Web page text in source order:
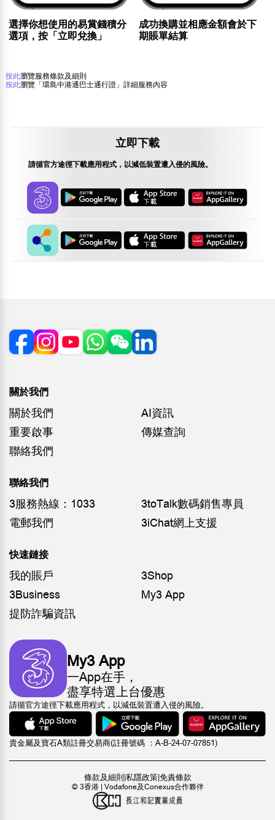
選擇你想使用的易賞錢積分
選項，按「立即兌換」
成功換購並相應金額會於下
期賬單結算
按此瀏覽服務條款及細則
按此瀏覽「環島中港通巴士通行證」詳細服務內容
立即下載
請循官方途徑下載應用程式，以減低裝置遭入侵的風險。
關於我們
關於我們
AI資訊
重要啟事
傳媒查詢
聯絡我們
聯絡我們
3服務熱線：1033
3toTalk數碼銷售專員
電郵我們
3iChat網上支援
快速鏈接
我的賬戶
3Shop
3Business
My3 App
提防詐騙資訊
My3 App
一App在手，
盡享特選上台優惠
請循官方途徑下載應用程式，以減低裝置遭入侵的風險。
貴金屬及寶石A類註冊交易商(註冊號碼 ：A-B-24-07-07851)
條款及細則 私隱政策 免責條款
© 3香港 | Vodafone及Conexus合作夥伴